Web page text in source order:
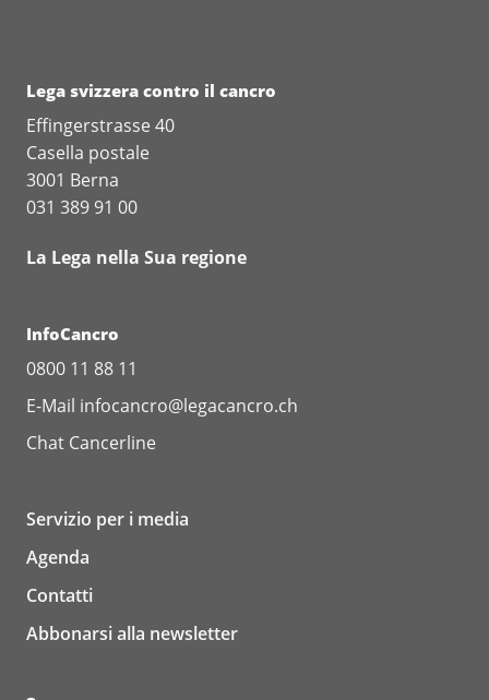
Lega svizzera contro il cancro
Effingerstrasse 40
Casella postale
3001 Berna
031 389 91 00
La Lega nella Sua regione
InfoCancro
0800 11 88 11
E-Mail infocancro@legacancro.ch
Chat Cancerline
Servizio per i media
Agenda
Contatti
Abbonarsi alla newsletter